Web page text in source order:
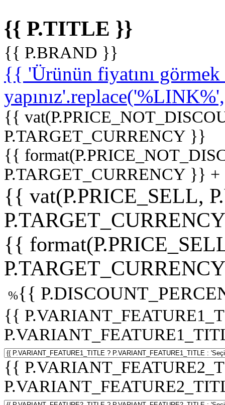
{{ P.TITLE }}
{{ P.BRAND }}
{{ 'Ürünün fiyatını
{{
P.TARGET_CURRENCY }}
{{
P.TARGET_CURRENCY }}
{{ vat(P.PRICE_SELL,
{{
%{{
{{
{{